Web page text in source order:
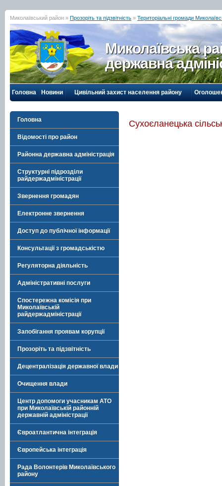
Миколаївський район » Прозоріть та підзвітність » Територіальні громади
Миколаївська
державна
Головна Новини Цивільний захист населення району
Головна
Відомості про район
Районна державна адміністрація
Структурні підрозділи
райдержадміністрації
Звернення громадян
Електронне звернення
Доступ до публічної інформації
Консультації з громадськістю
Регуляторна діяльність
Адміністративні послуги
Спостережна комісія при
Миколаївській
райдержадміністрації
Запобігання проявам корупції
Прозоріть та підзвітність
Децентралізація державної влади
Очищення влади
Центр допомоги учасникам АТО
при Миколаївській районній
державній адміністрації
Євроатлантична інтеграція
Європейська інтеграція
Рада Волонтерів Миколаївського
району
Сухоєланецька